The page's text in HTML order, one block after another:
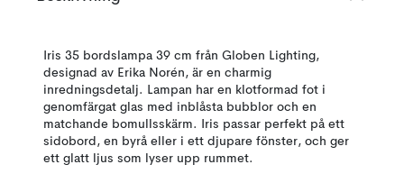
Iris 35 bordslampa 39 cm från Globen Lighting,
designad av Erika Norén, är en charmig
inredningsdetalj. Lampan har en klotformad fot i
genomfärgat glas med inblåsta bubblor och en
matchande bomullsskärm. Iris passar perfekt på ett
sidobord, en byrå eller i ett djupare fönster, och ger
ett glatt ljus som lyser upp rummet.